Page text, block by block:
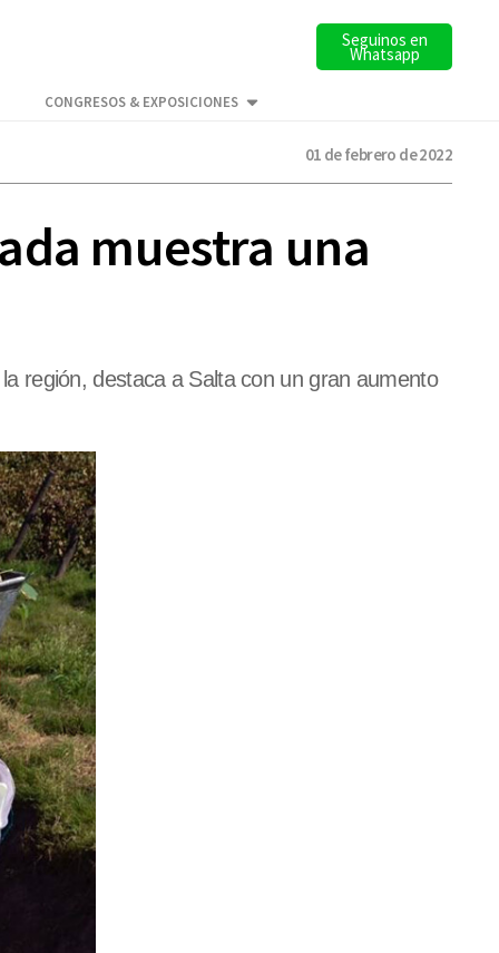
Seguinos en
Whatsapp
CONGRESOS & EXPOSICIONES
01 de febrero de 2022
muestra una
región, destaca a Salta con un gran aumento